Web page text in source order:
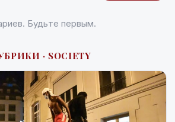
Будьте первым.
· SOCIETY